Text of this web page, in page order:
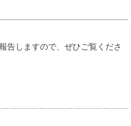
告しますので、ぜひご覧くださ